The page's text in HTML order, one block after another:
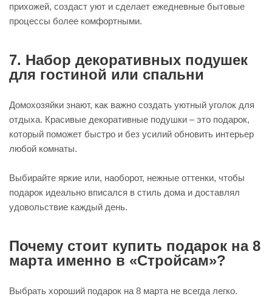
прихожей, создаст уют и сделает ежедневные бытовые
процессы более комфортными.
7. Набор декоративных подушек
для гостиной или спальни
Домохозяйки знают, как важно создать уютный уголок для
отдыха. Красивые декоративные подушки – это подарок,
который поможет быстро и без усилий обновить интерьер
любой комнаты.
Выбирайте яркие или, наоборот, нежные оттенки, чтобы
подарок идеально вписался в стиль дома и доставлял
удовольствие каждый день.
Почему стоит купить подарок на 8
марта именно в «Стройсам»?
Выбрать хороший подарок на 8 марта не всегда легко.